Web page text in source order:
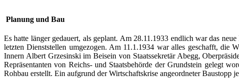
Planung und Bau
Es hatte länger gedauert, als geplant. Am 28.11.1933 endlich war das
letzten Dienststellen umgezogen. Am 11.1.1934 war alles geschafft, die
Innern Albert Grzesinski im Beisein von Staatssekretär Abegg,
Repräsentanten von Reichs- und Staatsbehörde der Grundstein gelegt
Rohbau erstellt. Ein aufgrund der Wirtschaftskrise angeordneter Baustopp